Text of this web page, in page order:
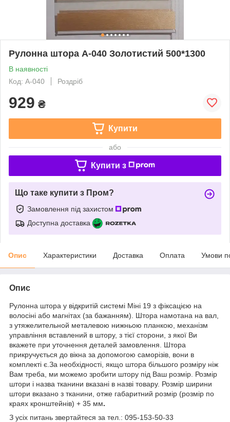
Рулонна штора А-040 Золотистий 500*1300
В наявності
Код: А-040
Роздріб
929 ₴
Купити
або
Купити з
Що таке купити з Пром?
Замовлення під захистом
Доступна доставка
Опис Характеристики Доставка Оплата Умови
Опис
Рулонна штора у відкритій системі Міні 19 з фіксацією на
волосіні або магнітах (за бажанням). Штора намотана на вал,
з утяжелительной металевою нижньою планкою, механізм
управління вставлений в штору, з тієї сторони, з якої Ви
вкажете при уточнення деталей замовлення. Штора
прикручується до вікна за допомогою саморізів, вони в
комплекті є.За необхідності, якщо штора більшого розміру ніж
Вам треба, ми можемо зробити штору під Ваш розмір. Розмір
штори і назва тканини вказані в назві товару. Розмір ширини
штори вказано з тканини, отже габаритний розмір (розмір по
краях кронштейнів) + 35 мм.
З усіх питань звертайтеся за тел.: 095-153-50-33